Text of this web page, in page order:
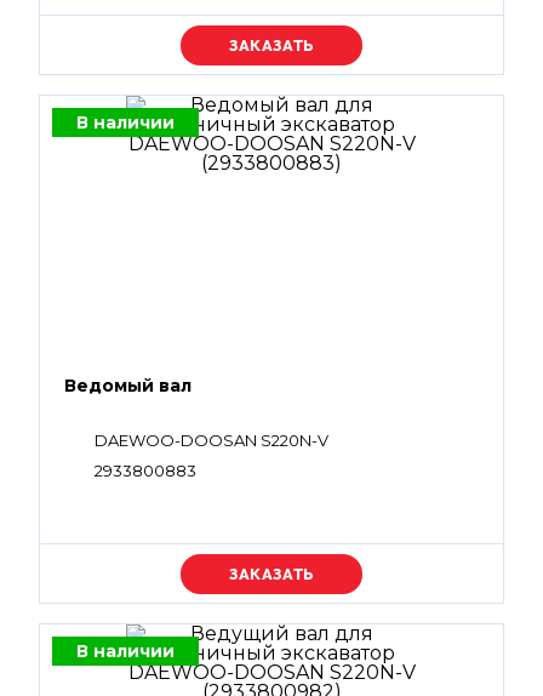
Уточняйте цену
В наличии
Ведомый вал
DAEWOO-DOOSAN S220N-V
2933800883
Уточняйте цену
В наличии